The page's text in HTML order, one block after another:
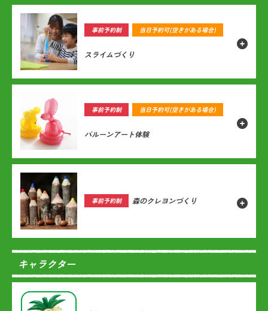
事前予約制 当日予約可(空きがある場合)
スライムづくり
事前予約制 当日予約可(空きがある場合)
バルーンアート体験
事前予約制 森のクレヨンづくり
キャラクター